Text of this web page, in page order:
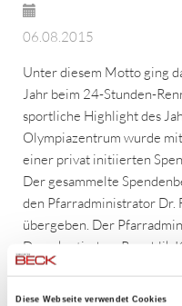
Diese Webseite verwendet Cookies
06.08.2015
Unter diesem Motto ging
Jahr beim 24-Stunden-
sportliche Highlight des
Olympiazentrum wurde
einer privat initiierten
Der gesammelte
den Pfarradministrator Dr.
übergeben. Der
Demokratischen Republik
Jahren ein